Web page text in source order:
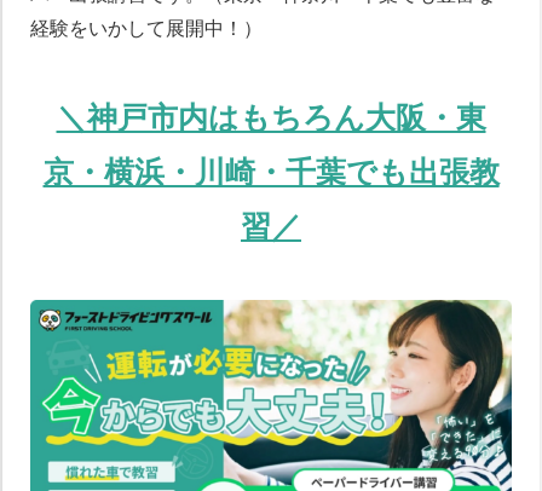
経験をいかして展開中！）
＼神戸市内はもちろん大阪・東
京・横浜・川崎・千葉でも出張教
習／